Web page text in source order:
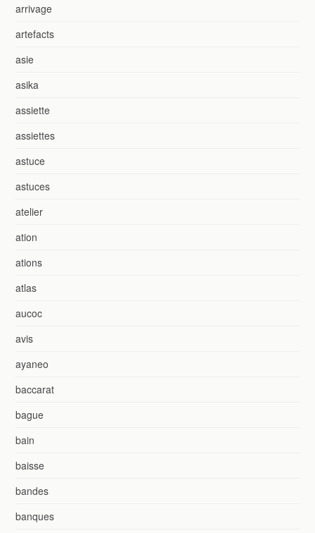
arrivage
artefacts
asie
asika
assiette
assiettes
astuce
astuces
atelier
ation
ations
atlas
aucoc
avis
ayaneo
baccarat
bague
bain
baisse
bandes
banques